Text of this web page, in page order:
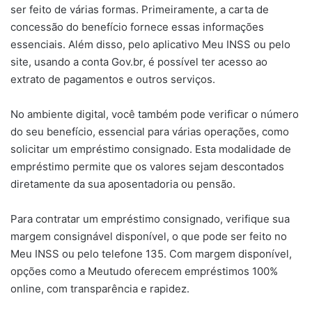
ser feito de várias formas. Primeiramente, a carta de
concessão do benefício fornece essas informações
essenciais. Além disso, pelo aplicativo Meu INSS ou pelo
site, usando a conta Gov.br, é possível ter acesso ao
extrato de pagamentos e outros serviços.
No ambiente digital, você também pode verificar o número
do seu benefício, essencial para várias operações, como
solicitar um empréstimo consignado. Esta modalidade de
empréstimo permite que os valores sejam descontados
diretamente da sua aposentadoria ou pensão.
Para contratar um empréstimo consignado, verifique sua
margem consignável disponível, o que pode ser feito no
Meu INSS ou pelo telefone 135. Com margem disponível,
opções como a Meutudo oferecem empréstimos 100%
online, com transparência e rapidez.